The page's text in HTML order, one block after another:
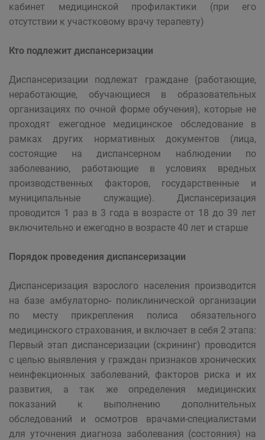
кабинет медицинской профилактики (при его
отсутствии к участковому врачу терапевту)
Кто подлежит диспансеризации
Диспансеризации подлежат граждане (работающие,
неработающие, обучающиеся в образовательных
организациях по очной форме обучения), которые не
проходят ежегодное медицинское обследование в
рамках других нормативных документов (лица,
состоящие на диспансерном наблюдении по
заболеванию, работающие в условиях вредных
производственных факторов, государственные и
муниципальные служащие). Диспансеризация
проводится 1 раз в 3 года в возрасте от 18 до 39 лет
включительно и ежегодно в возрасте 40 лет и старше
Порядок проведения диспансеризации
Диспансеризация взрослого населения производится
на базе амбулаторно- поликлинической организации
по месту прикрепления полиса обязательного
медицинского страхования, и включает в себя 2 этапа:
Первый этап диспансеризации (скрининг) проводится
с целью выявления у граждан признаков хронических
неинфекционных заболеваний, факторов риска и их
развития, а так же определения медицинских
показаний к выполнению дополнительных
обследований и осмотров врачами-специалистами
для уточнения диагноза заболевания (состояния) на